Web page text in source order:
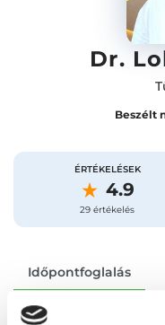
Dr.
Beszélt
ÉRTÉKELÉSEK
4.9
29 értékelés
Időpontfoglalás